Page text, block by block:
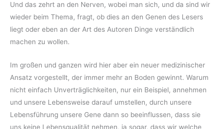
Und das zehrt an den Nerven, wobei man sich, und da sind wir
wieder beim Thema, fragt, ob dies an den Genen des Lesers
liegt oder eben an der Art des Autoren Dinge verständlich
machen zu wollen.
Im großen und ganzen wird hier aber ein neuer medizinischer
Ansatz vorgestellt, der immer mehr an Boden gewinnt. Warum
nicht einfach Unverträglichkeiten, nur ein Beispiel, annehmen
und unsere Lebensweise darauf umstellen, durch unsere
Lebensführung unsere Gene dann so beeinflussen, dass sie
uns keine Lebensqualität nehmen, ja sogar, dass wir welche